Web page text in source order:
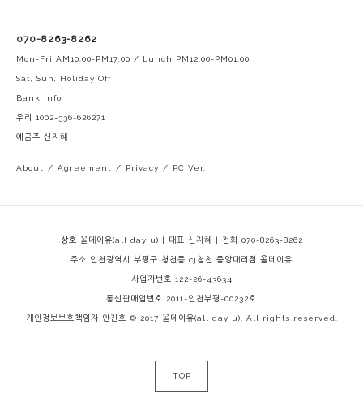
070-8263-8262
Mon-Fri AM10:00-PM17:00 / Lunch PM12:00-PM01:00
Sat, Sun, Holiday Off
Bank Info
우리 1002-336-626271
예금주 신지혜
About / Agreement / Privacy / PC Ver.
상호 올데이유(all day u) | 대표 신지혜 | 전화 070-8263-8262
주소 인천광역시 부평구 청천동 cj청천 중앙대리점 올데이유
사업자번호 122-26-43634
통신판매업번호 2011-인천부평-00232호
개인정보보호책임자 안진호 © 2017 올데이유(all day u). All rights reserved.
TOP